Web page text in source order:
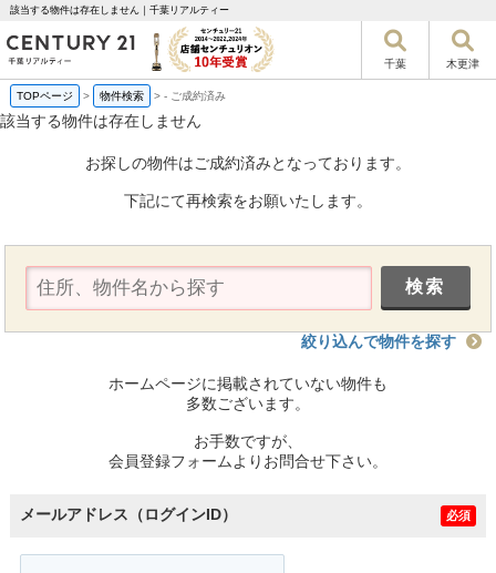
該当する物件は存在しません｜千葉リアルティー
千葉 木更津
TOPページ > 物件検索 >- ご成約済み
該当する物件は存在しません
お探しの物件はご成約済みとなっております。
下記にて再検索をお願いたします。
絞り込んで物件を探す
ホームページに掲載されていない物件も
多数ございます。
お手数ですが、
会員登録フォームよりお問合せ下さい。
メールアドレス（ログインID） 必須